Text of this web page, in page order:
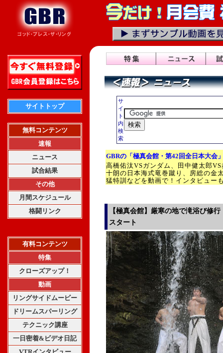
サイトトップ
無料コンテンツ
速報
ニュース
試合結果
その他
月間スケジュール
格闘リンク
有料コンテンツ
特集
クローズアップ！
動画
リングサイドムービー
ドリームスパーリング
テクニック講座
一日密着&ビデオ日記
サ
イ
ト
内
検
索
GBRの 「 極真会館・第42回全日本大会
高橋佑汰VSガンダム、田中健太郎
十朗の日本海式竜巻蹴り、房総の金
猛特訓などを動画で！インタビュー
【極真会館】厳寒の地で滝浴び修
スタート